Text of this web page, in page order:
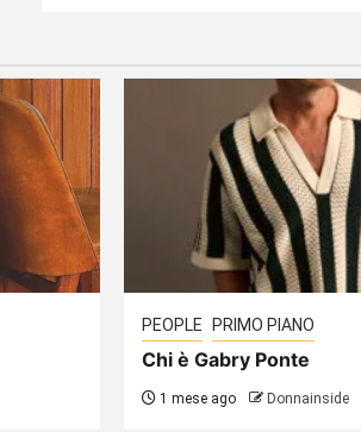
PEOPLE PRIMO PIANO
Chi è Gabry Ponte
1 mese ago Donnainside